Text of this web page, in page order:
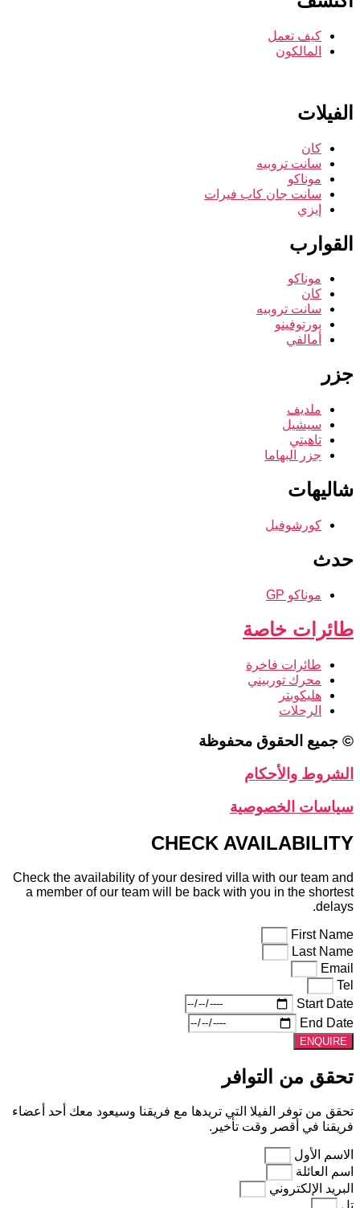
كيف تعمل
المالكون
الفيلات
كان
سانت تروبيه
موناكو
سانت جان كاب فيرات
إيزي
القوارب
موناكو
كان
سانت تروبيه
بورتوفينو
أمالفي
جزر
ملديف
سيشيل
تاهيتي
جزر البهاما
شاليهات
كورشوفيل
حدث
موناكو GP
طائرات خاصة
طائرات فاخرة
محرك توربيني
هليكوبتر
الرحلات
© جميع الحقوق محفوظة
الشروط والأحكام
سياسات الخصوصية
CHECK AVAILABILITY
Check the availability of your desired villa with our team and
a member of our team will be back with you in the shortest
delays.
First Name
Last Name
Email
Tel
Start Date
End Date
ENQUIRE
تحقق من التوافر
تحقق من توفر الفيلا التي تريدها مع فريقنا وسيعود معك أحد أعضاء
فريقنا في أقصر وقت تأخير.
الاسم الأول
اسم العائلة
البريد الإلكتروني